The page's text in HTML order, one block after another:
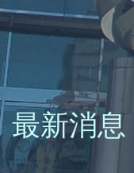
最新消息